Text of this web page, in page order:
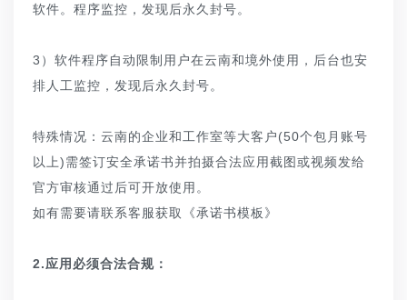
软件。程序监控，发现后永久封号。
3）软件程序自动限制用户在云南和境外使用，后台也安
排人工监控，发现后永久封号。
特殊情况：云南的企业和工作室等大客户(50个包月账号
以上)需签订安全承诺书并拍摄合法应用截图或视频发给
官方审核通过后可开放使用。
如有需要请联系客服获取《承诺书模板》
2.应用必须合法合规：